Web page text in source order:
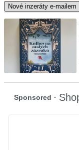
Nové inzeráty e-mailem